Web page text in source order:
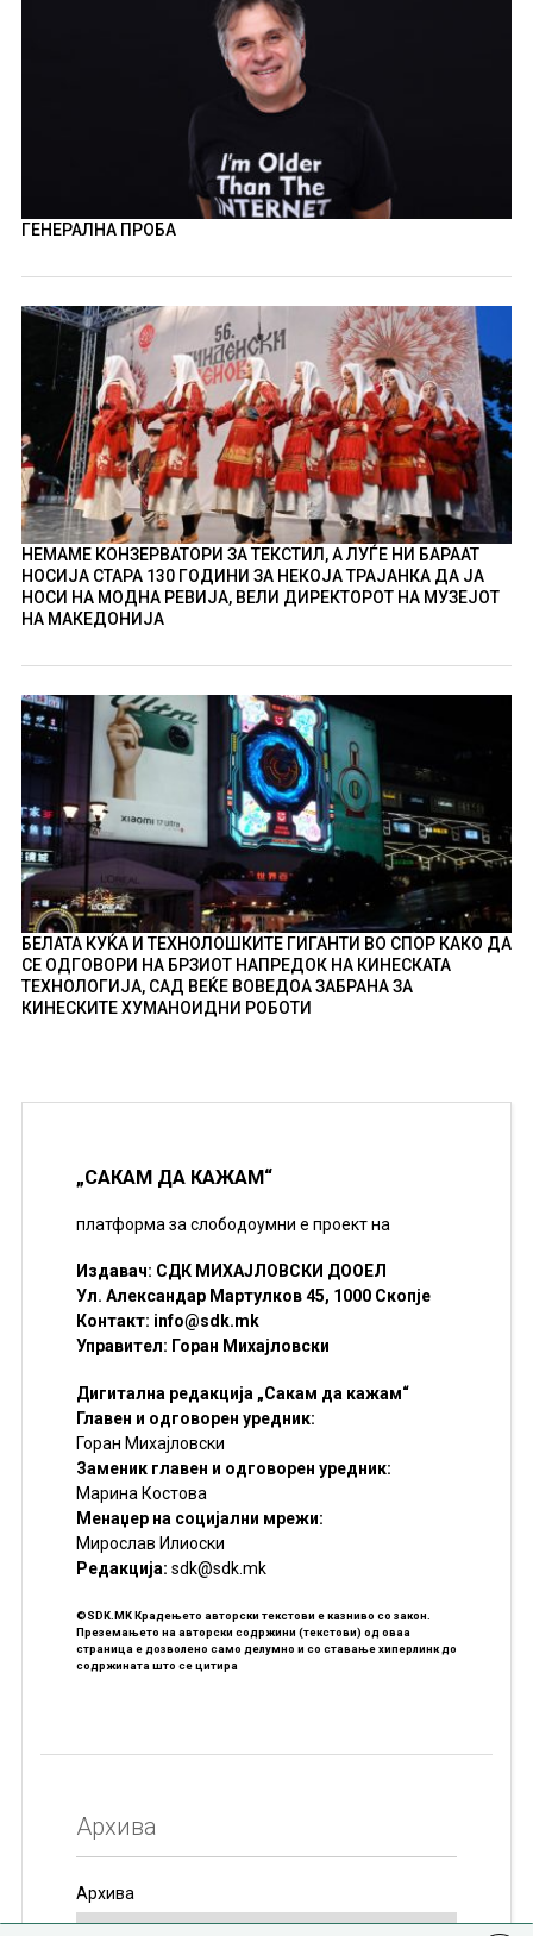
ГЕНЕРАЛНА ПРОБА
НЕМАМЕ КОНЗЕРВАТОРИ ЗА ТЕКСТИЛ, А ЛУЃЕ НИ БАРААТ
НОСИЈА СТАРА 130 ГОДИНИ ЗА НЕКОЈА ТРАЈАНКА ДА ЈА
НОСИ НА МОДНА РЕВИЈА, ВЕЛИ ДИРЕКТОРОТ НА МУЗЕЈОТ
НА МАКЕДОНИЈА
БЕЛАТА КУЌА И ТЕХНОЛОШКИТЕ ГИГАНТИ ВО СПОР КАКО ДА
СЕ ОДГОВОРИ НА БРЗИОТ НАПРЕДОК НА КИНЕСКАТА
ТЕХНОЛОГИЈА, САД ВЕЌЕ ВОВЕДОА ЗАБРАНА ЗА
КИНЕСКИТЕ ХУМАНОИДНИ РОБОТИ
„САКАМ ДА КАЖАМ“
платформа за слободоумни е проект на
Издавач: СДК МИХАЈЛОВСКИ ДООЕЛ
Ул. Александар Мартулков 45, 1000 Скопје
Контакт: info@sdk.mk
Управител: Горан Михајловски
Дигитална редакција „Сакам да кажам“
Главен и одговорен уредник:
Горан Михајловски
Заменик главен и одговорен уредник:
Марина Костова
Менаџер на социјални мрежи:
Мирослав Илиоски
Редакцијa: sdk@sdk.mk
©SDK.MK Крадењето авторски текстови е казниво со закон.
Преземањето на авторски содржини (текстови) од оваа
страница е дозволено само делумно и со ставање хиперлинк до
содржината што се цитира
Архива
Архива